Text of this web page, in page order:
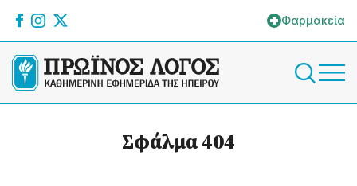
Φαρμακεία
Σφάλμα 404